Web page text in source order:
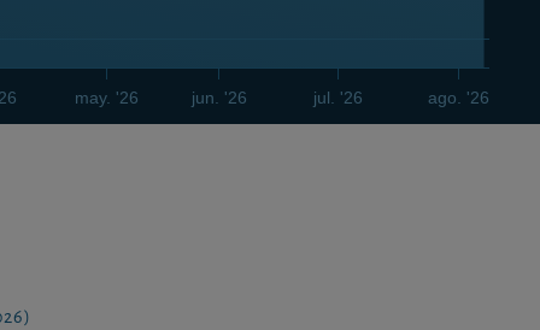
may. '26 jun. '26 jul. '26 ago. '26